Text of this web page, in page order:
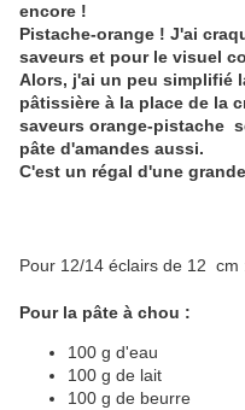
encore !
Pistache-orange ! J'ai
saveurs et pour le visuel
Alors, j'ai un peu simplifié
pâtissière à la place de la
saveurs orange-pistache
pâte d'amandes aussi.
C'est un régal d'une
Pour 12/14 éclairs de 12 cm
Pour la pâte à chou :
100 g d'eau
100 g de lait
100 g de beurre